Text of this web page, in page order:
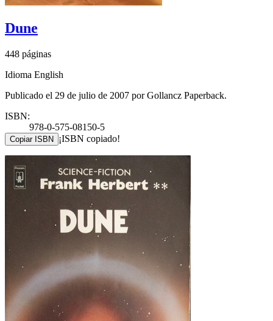
Dune
448 páginas
Idioma English
Publicado el 29 de julio de 2007 por Gollancz Paperback.
ISBN:
978-0-575-08150-5
Copiar ISBN ¡ISBN copiado!